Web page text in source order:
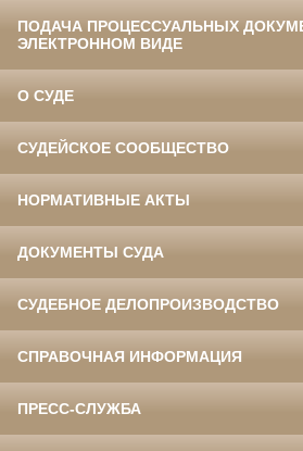
ПОДАЧА ПРОЦЕССУАЛЬНЫХ
ЭЛЕКТРОННОМ ВИДЕ
О СУДЕ
СУДЕЙСКОЕ СООБЩЕСТВО
НОРМАТИВНЫЕ АКТЫ
ДОКУМЕНТЫ СУДА
СУДЕБНОЕ ДЕЛОПРОИЗВОДСТВО
СПРАВОЧНАЯ ИНФОРМАЦИЯ
ПРЕСС-СЛУЖБА